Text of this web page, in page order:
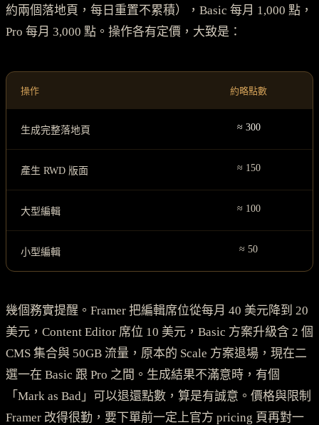
約兩個落地頁，每日重置不累積），Basic 每月 1,000 點，
Pro 每月 3,000 點。操作各有定價，大致是：
操作 約略點數
生成完整落地頁 ≈ 300
產生 RWD 版面 ≈ 150
大型編輯 ≈ 100
小型編輯 ≈ 50
幾個務實提醒。Framer 把編輯席位從每月 40 美元降到 20
美元，Content Editor 席位 10 美元，Basic 方案升級含 2 個
CMS 集合與 50GB 流量，原本的 Scale 方案退場，現在二
選一在 Basic 跟 Pro 之間。生成結果不滿意時，有個
「Mark as Bad」可以退還點數，算是有誠意。價格與限制
Framer 改得很勤，要下單前一定上官方 pricing 頁再對一